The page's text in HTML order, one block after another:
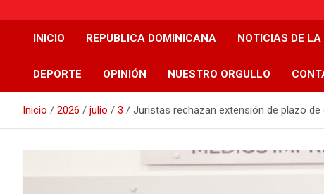
Periódico Diáspora
INICIO REPUBLICA DOMINICANA NOTICIAS DE
DEPORTE OPINIÓN NUESTRO ORGULLO
Inicio 2026 julio 3 Juristas rechazan extensión de plazo de